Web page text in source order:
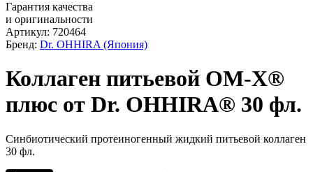
Гарантия качества
и оригинальности
Артикул: 720464
Бренд: Dr. OHHIRA (Япония)
Коллаген питьевой ОМ-Х®
плюс от Dr. OHHIRA® 30 фл.
Синбиотический протеиногенный жидкий питьевой коллаген
30 фл.